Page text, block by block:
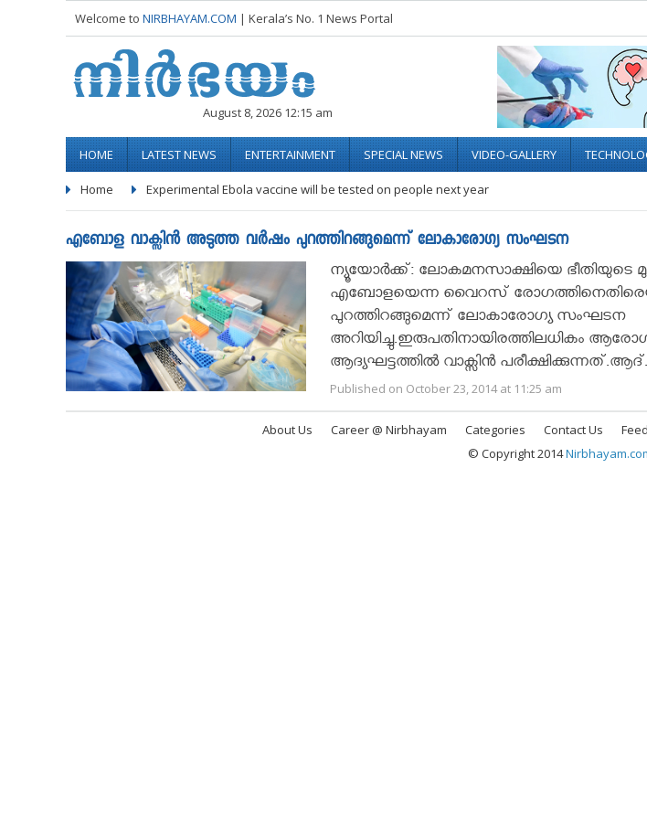
Welcome to NIRBHAYAM.COM | Kerala’s No. 1 News Portal
August 8, 2026 12:15 am
HOME LATEST NEWS ENTERTAINMENT SPECIAL NEWS VIDEO-GALLERY
Home Experimental Ebola vaccine will be tested on people next year
എബോള വാക്സിൻ അടുത്ത വർഷം പുറത്തിറങ്ങുമെന്ന് ലോകാരോഗ്യ സംഘടന
ന്യൂയോർക്ക്: ലോകമനസാക്ഷിയെ ഭീതിയുടെ
എബോളയെന്ന വൈറസ്
പുറത്തിറങ്ങുമെന്ന് ലോകാരോഗ്യ സംഘടന
അറിയിച്ചു.ഇരുപതിനായിരത്തിലധികം
ആദ്യഘട്ടത്തിൽ വാക്സിൻ
Published on October 23, 2014 at 11:25 am
About Us Career @ Nirbhayam Categories Contact Us
© Copyright 2014